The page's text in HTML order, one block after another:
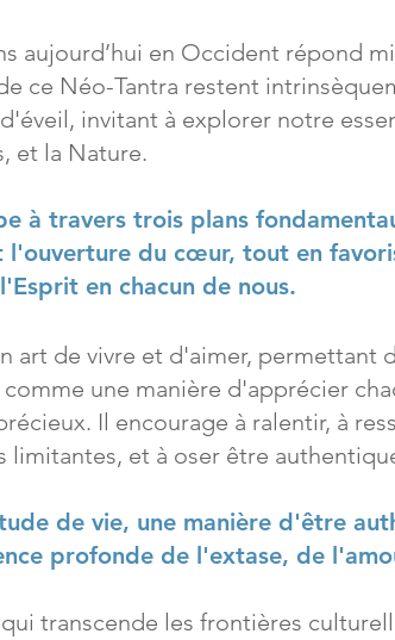
aujourd’hui en Occident répond
ce Néo-Tantra restent
invitant à explorer notre
et la Nature.
à travers trois plans
du cœur, tout en
en chacun de nous.
art de vivre et d'aimer,
une manière d'apprécier
Il encourage à ralentir, à
limitantes, et à oser être
de vie, une manière d'être
profonde de l'extase, de
transcende les frontières